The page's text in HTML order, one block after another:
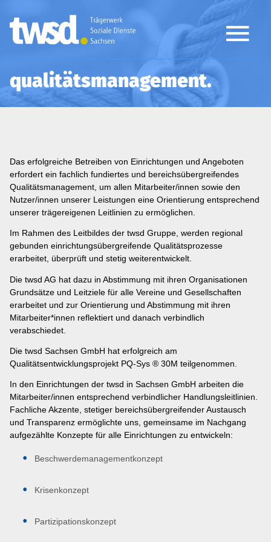
qualitätsmanagement
Das erfolgreiche Betreiben von Einrichtungen und Angeboten
erfordert ein fachlich fundiertes und bereichsübergreifendes
Qualitätsmanagement, um allen Mitarbeiter/innen sowie den
Nutzer/innen unserer Leistungen eine Orientierung entsprechend
unserer trägereigenen Leitlinien zu ermöglichen.
Im Rahmen des Leitbildes der twsd Gruppe, werden regional
gebunden einrichtungsübergreifende Qualitätsprozesse
erarbeitet, überprüft und stetig weiterentwickelt.
Die twsd AG hat dazu in Abstimmung mit ihren Organisationen
Grundsätze und Leitziele für alle Vereine und Gesellschaften
erarbeitet und zur Orientierung und Abstimmung mit ihren
Mitarbeiter*innen reflektiert und danach verbindlich
verabschiedet.
Die twsd Sachsen GmbH hat erfolgreich am
Qualitätsentwicklungsprojekt PQ-Sys ® 30M teilgenommen.
In den Einrichtungen der twsd in Sachsen GmbH arbeiten die
Mitarbeiter/innen entsprechend verbindlicher Handlungsleitlinien.
Fachliche Akzente, stetiger bereichsübergreifender Austausch
und Transparenz ermöglichte uns, gemeinsame im Nachgang
aufgezählte Konzepte für alle Einrichtungen zu entwickeln:
Beschwerdemanagementkonzept
Krisenkonzept
Partizipationskonzept